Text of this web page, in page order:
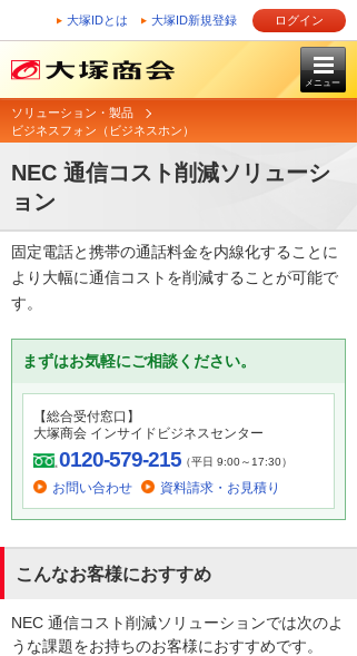
大塚IDとは 大塚ID新規登録 ログイン
メニュー
ソリューション・製品
ビジネスフォン（ビジネスホン）
NEC 通信コスト削減ソリューシ
ョン
固定電話と携帯の通話料金を内線化することに
より大幅に通信コストを削減することが可能で
す。
まずはお気軽にご相談ください。
【総合受付窓口】
大塚商会 インサイドビジネスセンター
0120-579-215（平日 9:00～17:30）
お問い合わせ 資料請求・お見積り
こんなお客様におすすめ
NEC 通信コスト削減ソリューションでは次のよ
うな課題をお持ちのお客様におすすめです。